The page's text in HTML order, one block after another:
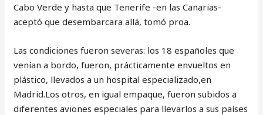
Cabo Verde y hasta que Tenerife -en las Canarias-
aceptó que desembarcara allá, tomó proa.
Las condiciones fueron severas: los 18 españoles que
venían a bordo, fueron, prácticamente envueltos en
plástico, llevados a un hospital especializado,en
Madrid.Los otros, en igual empaque, fueron subidos a
diferentes aviones especiales para llevarlos a sus países